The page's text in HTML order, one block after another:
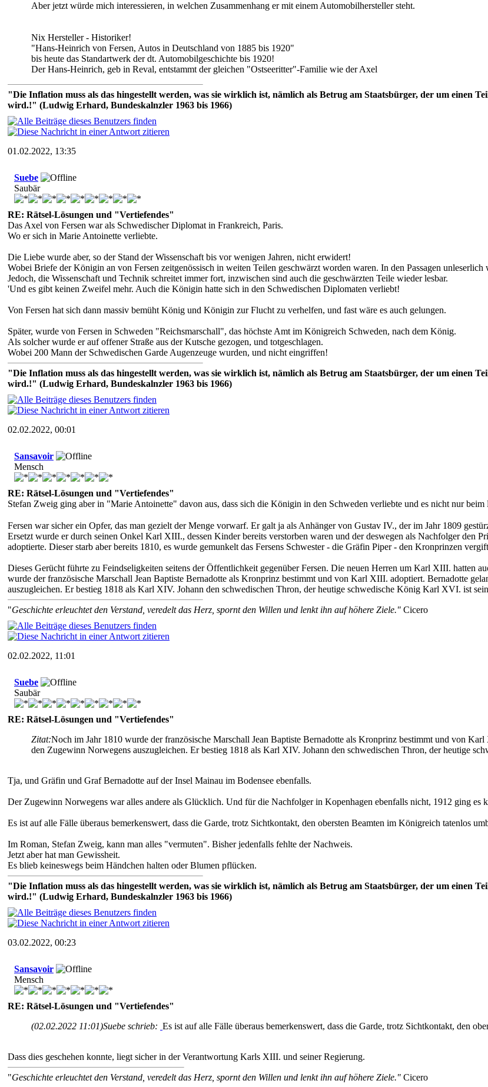
Aber jetzt würde mich interessieren, in welchen Zusammenhang er mit einem Automobilhersteller steht.
Nix Hersteller - Historiker!
"Hans-Heinrich von Fersen, Autos in Deutschland von 1885 bis 1920"
bis heute das Standartwerk der dt. Automobilgeschichte bis 1920!
Der Hans-Heinrich, geb in Reval, entstammt der gleichen "Ostseeritter"-Familie wie der Axel
"Die Inflation muss als das hingestellt werden, was sie wirklich ist, nämlich als Betrug am Staatsbürger, der um einen
wird.!" (Ludwig Erhard, Bundeskalnzler 1963 bis 1966)
01.02.2022, 13:35
Suebe
Saubär
RE: Rätsel-Lösungen und "Vertiefendes"
Das Axel von Fersen war als Schwedischer Diplomat in Frankreich, Paris.
Wo er sich in Marie Antoinette verliebte.
Die Liebe wurde aber, so der Stand der Wissenschaft bis vor wenigen Jahren, nicht erwidert!
Wobei Briefe der Königin an von Fersen zeitgenössisch in weiten Teilen geschwärzt worden waren. In den Passagen unleserlich
Jedoch, die Wissenschaft und Technik schreitet immer fort, inzwischen sind auch die geschwärzten Teile wieder lesbar.
'Und es gibt keinen Zweifel mehr. Auch die Königin hatte sich in den Schwedischen Diplomaten verliebt!
Von Fersen hat sich dann massiv bemüht König und Königin zur Flucht zu verhelfen, und fast wäre es auch gelungen.
Später, wurde von Fersen in Schweden "Reichsmarschall", das höchste Amt im Königreich Schweden, nach dem König.
Als solcher wurde er auf offener Straße aus der Kutsche gezogen, und totgeschlagen.
Wobei 200 Mann der Schwedischen Garde Augenzeuge wurden, und nicht eingriffen!
"Die Inflation muss als das hingestellt werden, was sie wirklich ist, nämlich als Betrug am Staatsbürger, der um einen
wird.!" (Ludwig Erhard, Bundeskalnzler 1963 bis 1966)
02.02.2022, 00:01
Sansavoir
Mensch
RE: Rätsel-Lösungen und "Vertiefendes"
Stefan Zweig ging aber in "Marie Antoinette" davon aus, dass sich die Königin in den Schweden verliebte und es nicht nur beim
Fersen war sicher ein Opfer, das man gezielt der Menge vorwarf. Er galt ja als Anhänger von Gustav IV., der im Jahr 1809
Ersetzt wurde er durch seinen Onkel Karl XIII., dessen Kinder bereits verstorben waren und der deswegen als Nachfolger den
adoptierte. Dieser starb aber bereits 1810, es wurde gemunkelt das Fersens Schwester - die Gräfin Piper - den Kronprinzen
Dieses Gerücht führte zu Feindseligkeiten seitens der Öffentlichkeit gegenüber Fersen. Die neuen Herren um Karl XIII. hatten
wurde der französische Marschall Jean Baptiste Bernadotte als Kronprinz bestimmt und von Karl XIII. adoptiert. Bernadotte
auszugleichen. Er bestieg 1818 als Karl XIV. Johann den schwedischen Thron, der heutige schwedische König Karl XVI. ist
"Geschichte erleuchtet den Verstand, veredelt das Herz, spornt den Willen und lenkt ihn auf höhere Ziele." Cicero
02.02.2022, 11:01
Suebe
Saubär
RE: Rätsel-Lösungen und "Vertiefendes"
Zitat:Noch im Jahr 1810 wurde der französische Marschall Jean Baptiste Bernadotte als Kronprinz bestimmt und von
den Zugewinn Norwegens auszugleichen. Er bestieg 1818 als Karl XIV. Johann den schwedischen Thron, der heutige
Tja, und Gräfin und Graf Bernadotte auf der Insel Mainau im Bodensee ebenfalls.
Der Zugewinn Norwegens war alles andere als Glücklich. Und für die Nachfolger in Kopenhagen ebenfalls nicht, 1912 ging es
Es ist auf alle Fälle überaus bemerkenswert, dass die Garde, trotz Sichtkontakt, den obersten Beamten im Königreich tatenlos
Im Roman, Stefan Zweig, kann man alles "vermuten". Bisher jedenfalls fehlte der Nachweis.
Jetzt aber hat man Gewissheit.
Es blieb keineswegs beim Händchen halten oder Blumen pflücken.
"Die Inflation muss als das hingestellt werden, was sie wirklich ist, nämlich als Betrug am Staatsbürger, der um einen
wird.!" (Ludwig Erhard, Bundeskalnzler 1963 bis 1966)
03.02.2022, 00:23
Sansavoir
Mensch
RE: Rätsel-Lösungen und "Vertiefendes"
(02.02.2022 11:01)Suebe schrieb: Es ist auf alle Fälle überaus bemerkenswert, dass die Garde, trotz Sichtkontakt, den
Dass dies geschehen konnte, liegt sicher in der Verantwortung Karls XIII. und seiner Regierung.
"Geschichte erleuchtet den Verstand, veredelt das Herz, spornt den Willen und lenkt ihn auf höhere Ziele." Cicero